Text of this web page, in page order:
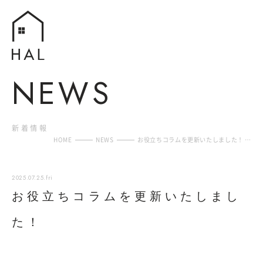
NEWS
新 着情 報
HOME NEWS お役立ちコラムを更新いたしました！ …
2025.07.25.fri
お役立ちコラムを更新いたしまし
た！